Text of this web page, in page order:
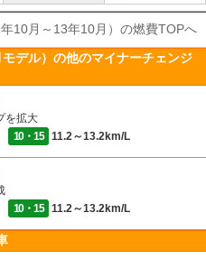
10月～13年10月）の燃費TOPへ
デル）の他のマイナーチェンジ
を拡大
10・15 11.2～13.2km/L
10・15 11.2～13.2km/L